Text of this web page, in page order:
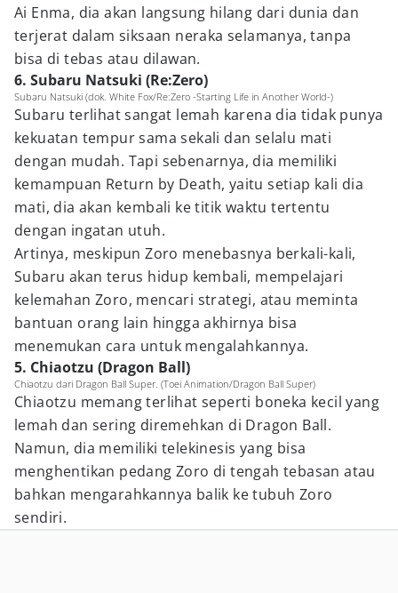
Ai Enma, dia akan langsung hilang dari dunia dan
terjerat dalam siksaan neraka selamanya, tanpa
bisa di tebas atau dilawan.
6. Subaru Natsuki (Re:Zero)
Subaru Natsuki (dok. White Fox/Re:Zero -Starting Life in Another World-)
Subaru terlihat sangat lemah karena dia tidak punya
kekuatan tempur sama sekali dan selalu mati
dengan mudah. Tapi sebenarnya, dia memiliki
kemampuan Return by Death, yaitu setiap kali dia
mati, dia akan kembali ke titik waktu tertentu
dengan ingatan utuh.
Artinya, meskipun Zoro menebasnya berkali-kali,
Subaru akan terus hidup kembali, mempelajari
kelemahan Zoro, mencari strategi, atau meminta
bantuan orang lain hingga akhirnya bisa
menemukan cara untuk mengalahkannya.
5. Chiaotzu (Dragon Ball)
Chiaotzu dari Dragon Ball Super. (Toei Animation/Dragon Ball Super)
Chiaotzu memang terlihat seperti boneka kecil yang
lemah dan sering diremehkan di Dragon Ball.
Namun, dia memiliki telekinesis yang bisa
menghentikan pedang Zoro di tengah tebasan atau
bahkan mengarahkannya balik ke tubuh Zoro
sendiri.